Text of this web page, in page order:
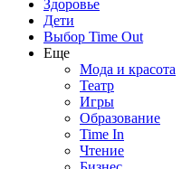
Здоровье
Дети
Выбор Time Out
Еще
Мода и красота
Театр
Игры
Образование
Time In
Чтение